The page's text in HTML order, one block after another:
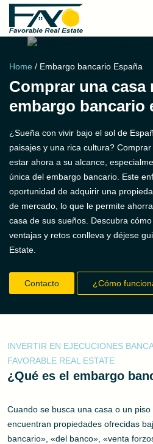
Home / Embargo bancario España
Comprar una casa
embargo bancario
¿Sueña con vivir bajo el sol de
paisajes y una rica cultura?
estar ahora a su alcance,
única del embargo bancario. Este
oportunidad de adquirir una
de mercado, lo que le permite
casa de sus sueños. Descubra
ventajas y retos conlleva y déjese
Estate.
Contacto ¿Cómo
INVERTIR EN EJECUCIONES
FAVORABLE REAL ESTATE
¿Qué es el embargo
Cuando se busca una casa o un
encuentran propiedades ofrecidas
bancario», «del banco», «venta